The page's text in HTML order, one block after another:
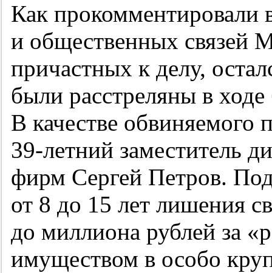
Как прокомментировали
и общественных связей
причастных к делу,
были расстреляны в
В качестве обвиняемого
39-летний заместитель
фирм Сергей Петров.
от 8 до 15 лет лишения
до миллиона рублей за
имуществом в особо